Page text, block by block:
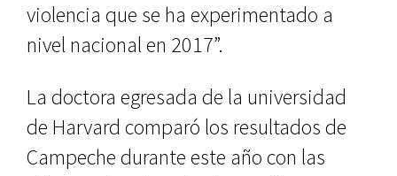
violencia que se ha experimentado a
nivel nacional en 2017”.
La doctora egresada de la universidad
de Harvard comparó los resultados de
Campeche durante este año con las